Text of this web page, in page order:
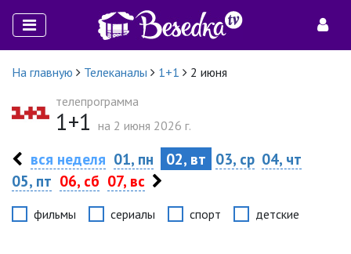
На главную Телеканалы 1+1
2 июня
телепрограмма
1+1 на 2 июня 2026 г.
вся неделя 01, пн 02, вт 03, ср 04, чт
05, пт 06, сб 07, вс
фильмы сериалы спорт детские